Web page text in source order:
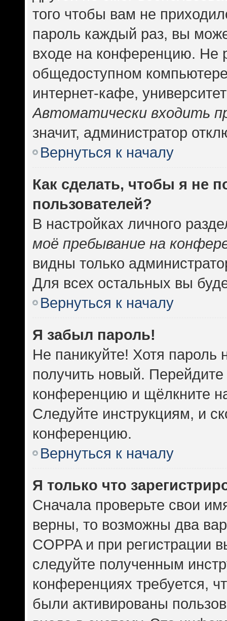
того чтобы вам не
пароль каждый раз, вы
входе на конференцию. Не
общедоступном
интернет-кафе,
Автоматически входить
значит, администратор
Вернуться к началу
Как сделать, чтобы я не
пользователей?
В настройках личного
моё пребывание на
видны только
Для всех остальных вы
Вернуться к началу
Я забыл пароль!
Не паникуйте! Хотя пароль
получить новый.
конференцию и щёлкните
Следуйте инструкциям, и
конференцию.
Вернуться к началу
Я только что
Сначала проверьте свои
верны, то возможны два
COPPA и при регистрации
следуйте полученным
конференциях требуется,
были активированы